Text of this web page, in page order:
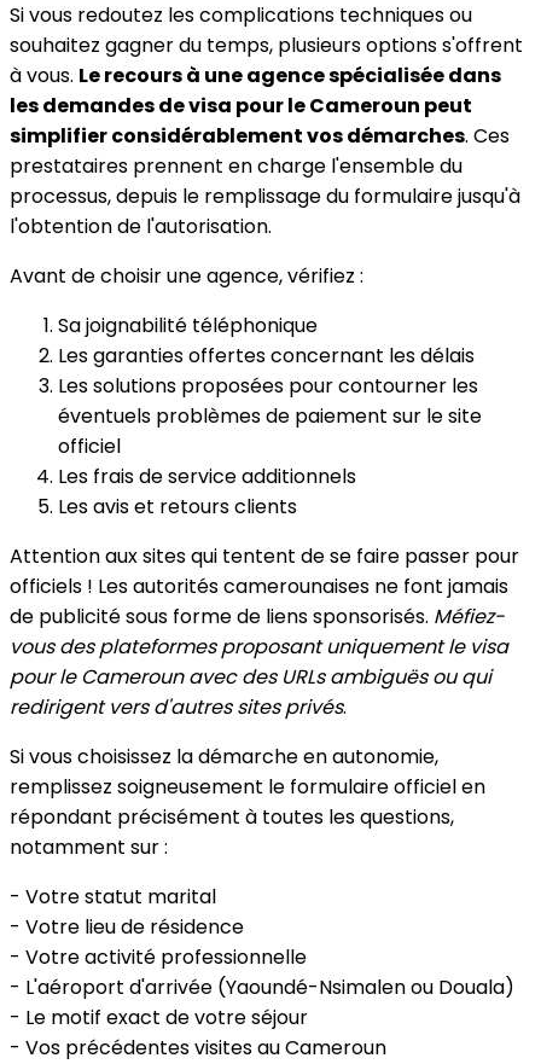
Si vous redoutez les complications techniques ou
souhaitez gagner du temps, plusieurs options s'offrent
à vous. Le recours à une agence spécialisée dans
les demandes de visa pour le Cameroun peut
simplifier considérablement vos démarches. Ces
prestataires prennent en charge l'ensemble du
processus, depuis le remplissage du formulaire jusqu'à
l'obtention de l'autorisation.
Avant de choisir une agence, vérifiez :
Sa joignabilité téléphonique
Les garanties offertes concernant les délais
Les solutions proposées pour contourner les
éventuels problèmes de paiement sur le site
officiel
Les frais de service additionnels
Les avis et retours clients
Attention aux sites qui tentent de se faire passer pour
officiels ! Les autorités camerounaises ne font jamais
de publicité sous forme de liens sponsorisés. Méfiez-
vous des plateformes proposant uniquement le visa
pour le Cameroun avec des URLs ambiguës ou qui
redirigent vers d'autres sites privés.
Si vous choisissez la démarche en autonomie,
remplissez soigneusement le formulaire officiel en
répondant précisément à toutes les questions,
notamment sur :
- Votre statut marital
- Votre lieu de résidence
- Votre activité professionnelle
- L'aéroport d'arrivée (Yaoundé-Nsimalen ou Douala)
- Le motif exact de votre séjour
- Vos précédentes visites au Cameroun